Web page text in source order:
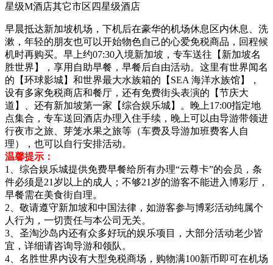
星级M酒店其它市区四星级酒店
早晨抵达新加坡机场，下机后在豪华的机场休息区内休息、洗
漱，年轻的朋友也可以开始物色自己的心爱免税商品，回程候
机时再购买。早上约07:30入境新加坡，专车送往【新加坡名
胜世界】，享用自助早餐，早餐后自由活动。这里有世界闻名
的【环球影城】和世界最大水族箱的【SEA 海洋水族馆】，
设有多家免税商店和餐厅，还有免费街头表演的【节庆大
道】、还有新加坡第一家【综合娱乐城】。晚上17:00指定地
点集合，专车送回酒店办理入住手续，晚上可以由导游带领进
行夜市之旅、芽笼水果之旅等（车费及导游加班费客人自
理），也可以自行安排活动。
温馨提示：
1、综合娱乐城提供免费早餐给所有办理“云尊卡”的会员，条
件必须是21岁以上的成人；不够21岁的游客不能进入博彩厅，
早餐需在美食街自理。
2、敬请遵守新加坡和中国法律，如游客参与博彩活动纯属个
人行为，一切责任与本公司无关。
3、圣淘沙岛内还有众多好玩的娱乐项目，大部分活动老少皆
宜，详细请咨询导游和领队。
4、名胜世界内设有大型免税商场，购物满100新币即可在机场